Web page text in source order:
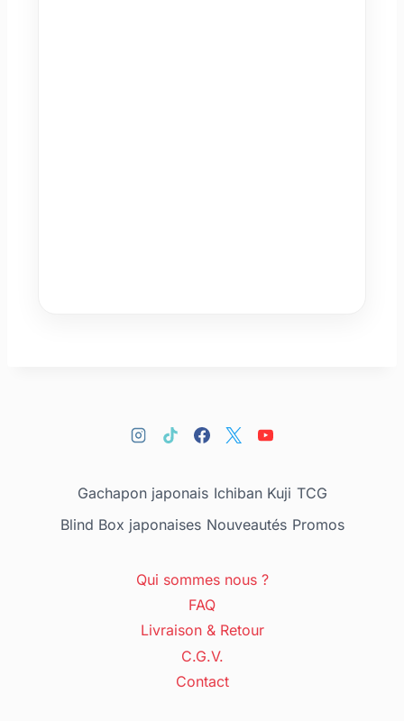
Gachapon japonais Ichiban Kuji TCG
Blind Box japonaises Nouveautés Promos
Qui sommes nous ?
FAQ
Livraison & Retour
C.G.V.
Contact